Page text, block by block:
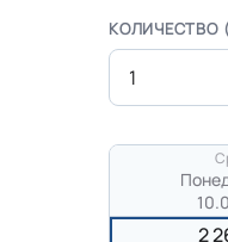
КОЛИЧЕСТВО
2